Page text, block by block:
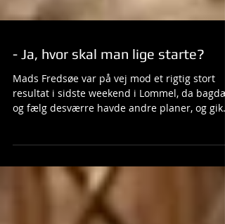
- Ja, hvor skal man lige starte?
Mads Fredsøe var på vej mod et rigtig stort
og fælg desværre havde andre planer, og gik
der har været lidt uheldig i år med det
tekniske. Heldigvis er der allerede en
weekend, til ADAC MX Masters i Gaildorf.